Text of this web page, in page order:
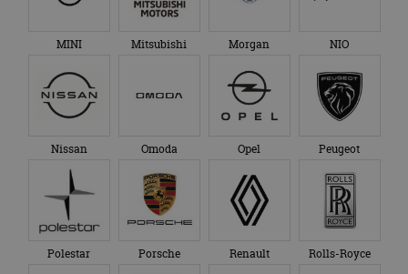
MINI Mitsubishi Morgan NIO
Nissan Omoda Opel Peugeot
Polestar Porsche Renault Rolls-Royce